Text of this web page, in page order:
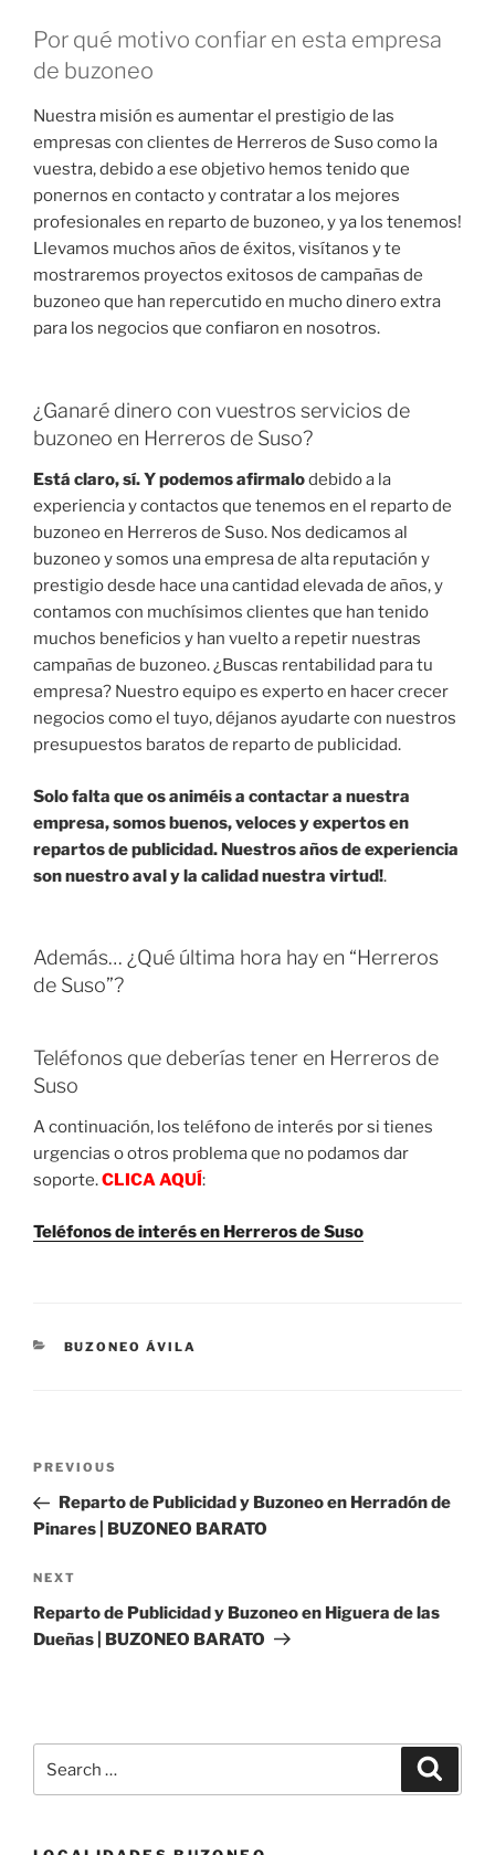
Por qué motivo confiar en esta empresa
de buzoneo
Nuestra misión es aumentar el prestigio de las
empresas con clientes de Herreros de Suso como la
vuestra, debido a ese objetivo hemos tenido que
ponernos en contacto y contratar a los mejores
profesionales en reparto de buzoneo, y ya los tenemos!
Llevamos muchos años de éxitos, visítanos y te
mostraremos proyectos exitosos de campañas de
buzoneo que han repercutido en mucho dinero extra
para los negocios que confiaron en nosotros.
¿Ganaré dinero con vuestros servicios de
buzoneo en Herreros de Suso?
Está claro, sí. Y podemos afirmalodebido a la
experiencia y contactos que tenemos en el reparto de
buzoneo en Herreros de Suso. Nos dedicamos al
buzoneo y somos una empresa de alta reputación y
prestigio desde hace una cantidad elevada de años, y
contamos con muchísimos clientes que han tenido
muchos beneficios y han vuelto a repetir nuestras
campañas de buzoneo. ¿Buscas rentabilidad para tu
empresa? Nuestro equipo es experto en hacer crecer
negocios como el tuyo, déjanos ayudarte con nuestros
presupuestos baratos de reparto de publicidad.
Solo falta que os animéis a contactar a nuestra
empresa, somos buenos, veloces y expertos en
repartos de publicidad. Nuestros años de experiencia
son nuestro aval y la calidad nuestra virtud!.
Además… ¿Qué última hora hay en “Herreros
de Suso”?
Teléfonos que deberías tener en Herreros de
Suso
A continuación, los teléfono de interés por si tienes
urgencias o otros problema que no podamos dar
soporte.CLICA AQUÍ:
Teléfonos de interés en Herreros de Suso
CATEGORIES
BUZONEO ÁVILA
Previous
Post
PREVIOUS
Reparto de Publicidad y Buzoneo en Herradón de
Pinares | BUZONEO BARATO
Next
Post
NEXT
Reparto de Publicidad y Buzoneo en Higuera de las
Dueñas | BUZONEO BARATO
for: